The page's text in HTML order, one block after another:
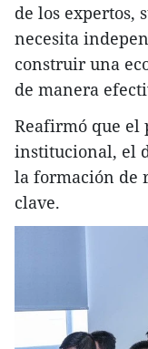
de los expertos,
necesita
construir una
de manera
Reafirmó que el
institucional, el
la formación de
clave.